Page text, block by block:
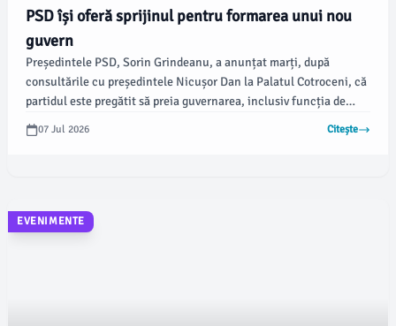
PSD își oferă sprijinul pentru formarea unui nou
guvern
Președintele PSD, Sorin Grindeanu, a anunțat marți, după
consultările cu președintele Nicușor Dan la Palatul Cotroceni, că
partidul este pregătit să preia guvernarea, inclusiv funcția de
prim-ministru, pentru a înființa un nou executiv cât mai repede.
Grindeanu a subliniat urgența constituirii unui nou guvern,
07 Jul 2026 Citește
EVENIMENTE